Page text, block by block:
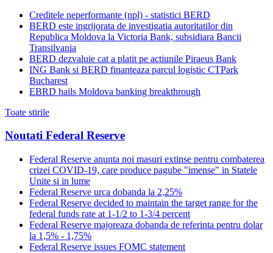
Creditele neperformante (npl) - statistici BERD
BERD este ingrijorata de investigatia autoritatilor din
Republica Moldova la Victoria Bank, subsidiara Bancii
Transilvania
BERD dezvaluie cat a platit pe actiunile Piraeus Bank
ING Bank si BERD finanteaza parcul logistic CTPark
Bucharest
EBRD hails Moldova banking breakthrough
Toate stirile
Noutati Federal Reserve
Federal Reserve anunta noi masuri extinse pentru combaterea
crizei COVID-19, care produce pagube "imense" in Statele
Unite si in lume
Federal Reserve urca dobanda la 2,25%
Federal Reserve decided to maintain the target range for the
federal funds rate at 1-1/2 to 1-3/4 percent
Federal Reserve majoreaza dobanda de referinta pentru dolar
la 1,5% - 1,75%
Federal Reserve issues FOMC statement